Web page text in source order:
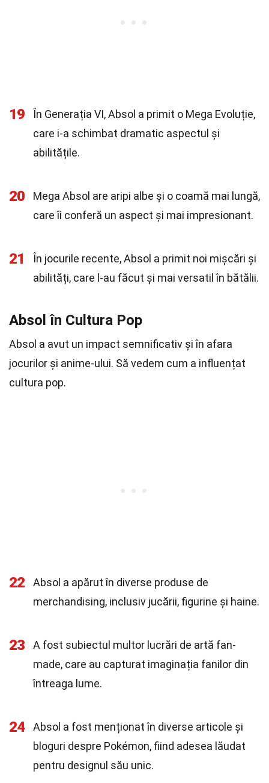
19
În Generația VI, Absol a primit o Mega Evoluție,
care i-a schimbat dramatic aspectul și
abilitățile.
20
Mega Absol are aripi albe și o coamă mai lungă,
care îi conferă un aspect și mai impresionant.
21
În jocurile recente, Absol a primit noi mișcări și
abilități, care l-au făcut și mai versatil în bătălii.
Absol în Cultura Pop
Absol a avut un impact semnificativ și în afara
jocurilor și anime-ului. Să vedem cum a influențat
cultura pop.
22
Absol a apărut în diverse produse de
merchandising, inclusiv jucării, figurine și haine.
23
A fost subiectul multor lucrări de artă fan-
made, care au capturat imaginația fanilor din
întreaga lume.
24
Absol a fost menționat în diverse articole și
bloguri despre Pokémon, fiind adesea lăudat
pentru designul său unic.